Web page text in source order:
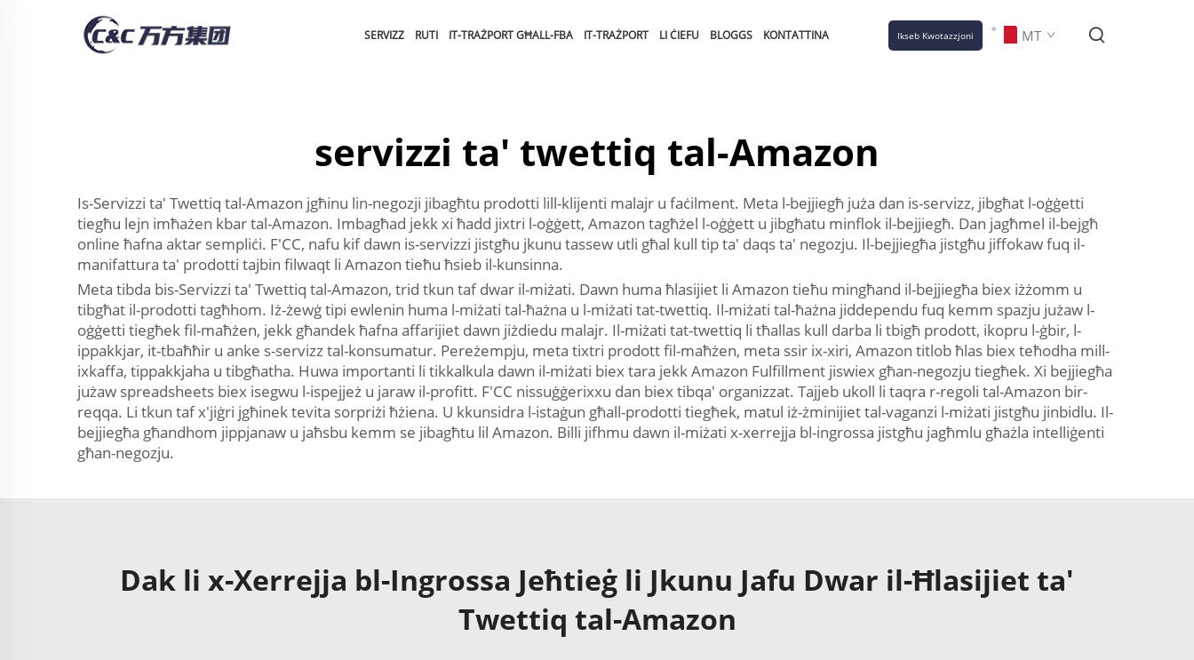
SERVIZZ RUTI IT-TRAŻPORT GĦALL-FBA IT-TRAŻPORT LI ĊIEFU BLOGGS KONTATTINA Ikseb Kwotazzjoni MT
servizzi ta' twettiq tal-Amazon
Is-Servizzi ta' Twettiq tal-Amazon jgħinu lin-negozji jibagħtu prodotti lill-klijenti malajr u faċilment. Meta l-bejjiegħ juża dan is-servizz, jibgħat l-oġġetti
tiegħu lejn imħażen kbar tal-Amazon. Imbagħad jekk xi ħadd jixtri l-oġġett, Amazon tagħżel l-oġġett u jibgħatu minflok il-bejjiegħ. Dan jagħmel il-bejgħ
online ħafna aktar sempliċi. F'CC, nafu kif dawn is-servizzi jistgħu jkunu tassew utli għal kull tip ta' daqs ta' negozju. Il-bejjiegħa jistgħu jiffokaw fuq il-
manifattura ta' prodotti tajbin filwaqt li Amazon tieħu ħsieb il-kunsinna.
Meta tibda bis-Servizzi ta' Twettiq tal-Amazon, trid tkun taf dwar il-miżati. Dawn huma ħlasijiet li Amazon tieħu mingħand il-bejjiegħa biex iżżomm u
tibgħat il-prodotti tagħhom. Iż-żewġ tipi ewlenin huma l-miżati tal-ħażna u l-miżati tat-twettiq. Il-miżati tal-ħażna jiddependu fuq kemm spazju jużaw l-
oġġetti tiegħek fil-maħżen, jekk għandek ħafna affarijiet dawn jiżdiedu malajr. Il-miżati tat-twettiq li tħallas kull darba li tbigħ prodott, ikopru l-ġbir, l-
ippakkjar, it-tbaħħir u anke s-servizz tal-konsumatur. Pereżempju, meta tixtri prodott fil-maħżen, meta ssir ix-xiri, Amazon titlob ħlas biex teħodha mill-
ixkaffa, tippakkjaha u tibgħatha. Huwa importanti li tikkalkula dawn il-miżati biex tara jekk Amazon Fulfillment jiswiex għan-negozju tiegħek. Xi bejjiegħa
jużaw spreadsheets biex isegwu l-ispejjeż u jaraw il-profitt. F'CC nissuġġerixxu dan biex tibqa' organizzat. Tajjeb ukoll li taqra r-regoli tal-Amazon bir-
reqqa. Li tkun taf x'jiġri jgħinek tevita sorpriżi ħżiena. U kkunsidra l-istaġun għall-prodotti tiegħek, matul iż-żminijiet tal-vaganzi l-miżati jistgħu jinbidlu. Il-
bejjiegħa għandhom jippjanaw u jaħsbu kemm se jibagħtu lil Amazon. Billi jifhmu dawn il-miżati x-xerrejja bl-ingrossa jistgħu jagħmlu għażla intelliġenti
għan-negozju.
Dak li x-Xerrejja bl-Ingrossa Jeħtieġ li Jkunu Jafu Dwar il-Ħlasijiet ta'
Twettiq tal-Amazon